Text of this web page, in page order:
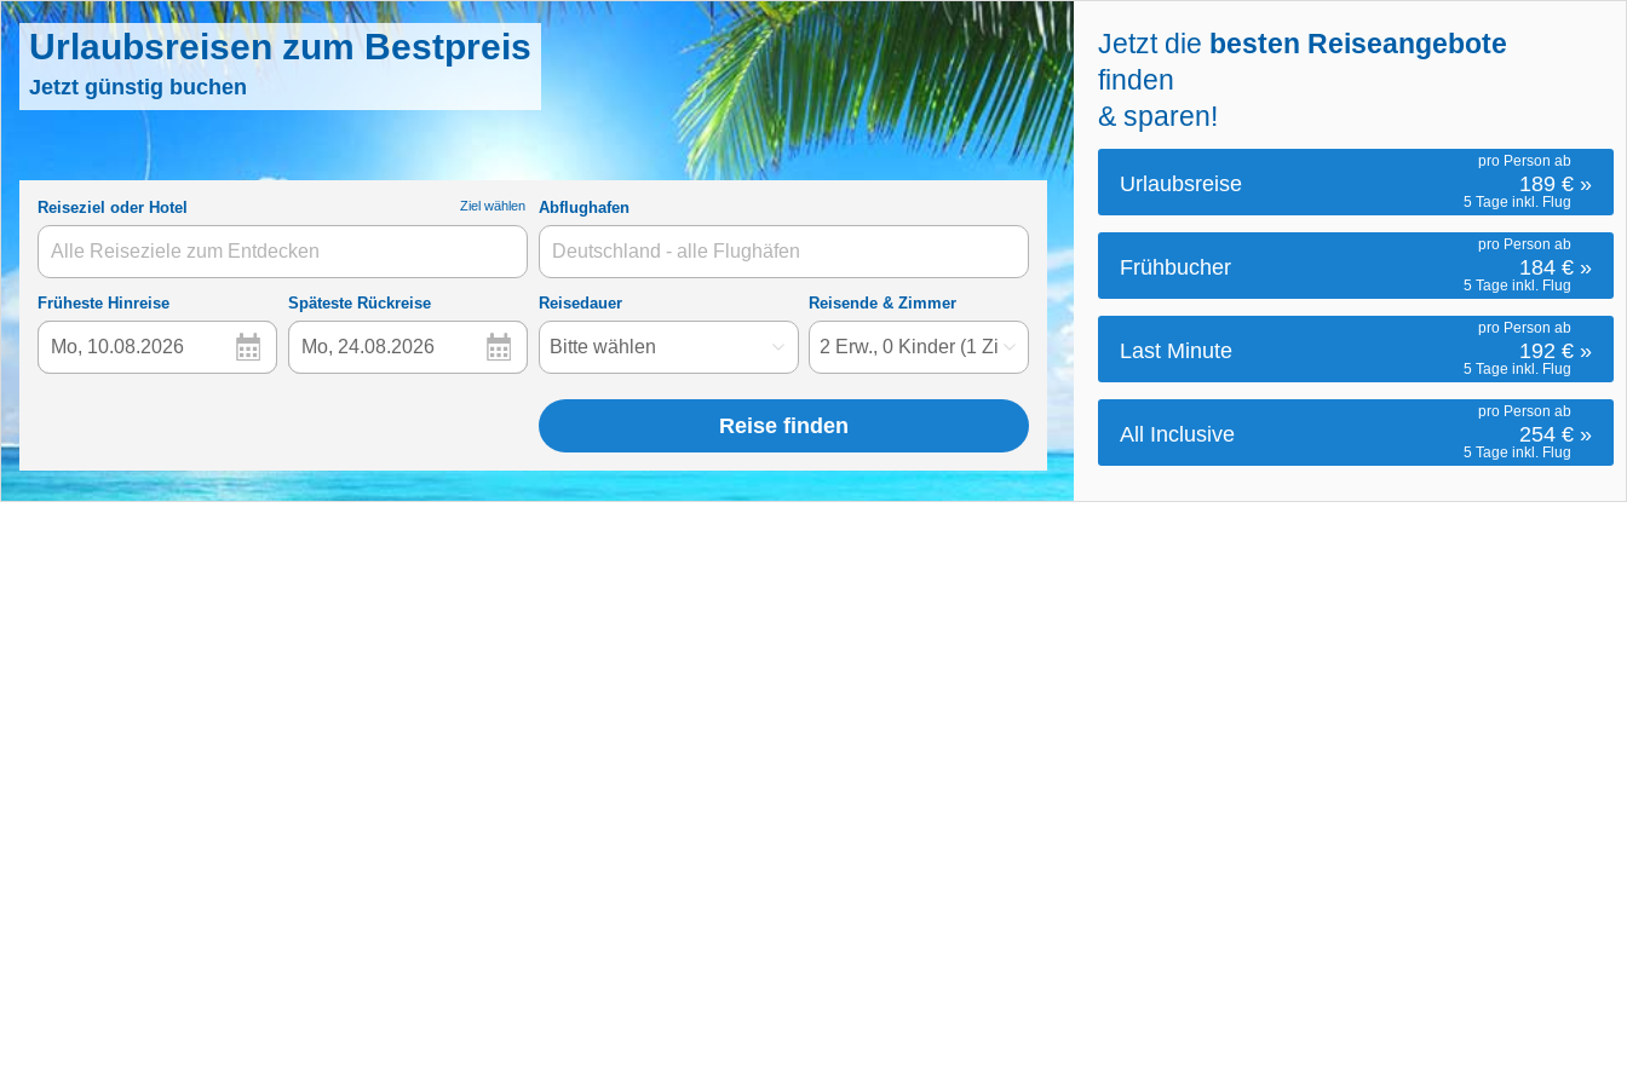
Urlaubsreisen zum Bestpreis
Jetzt günstig buchen
Jetzt die besten Reiseangebote
finden
& sparen!
Urlaubsreise 189 € »
pro Person ab
5 Tage inkl. Flug
Frühbucher 184 € »
pro Person ab
5 Tage inkl. Flug
Last Minute 192 € »
pro Person ab
5 Tage inkl. Flug
All Inclusive 254 € »
pro Person ab
5 Tage inkl. Flug
Reiseziel oder Hotel Abflughafen
Früheste Hinreise
Mo, 10.08.2026
Späteste Rückreise
Mo, 24.08.2026
Reisedauer Reisende& Zimmer
Reise finden